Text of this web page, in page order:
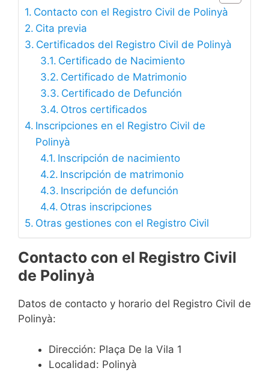
Contacto con el Registro Civil de Polinyà
Cita previa
Certificados del Registro Civil de Polinyà
Certificado de Nacimiento
Certificado de Matrimonio
Certificado de Defunción
Otros certificados
Inscripciones en el Registro Civil de
Polinyà
Inscripción de nacimiento
Inscripción de matrimonio
Inscripción de defunción
Otras inscripciones
Otras gestiones con el Registro Civil
Contacto con el Registro Civil
de Polinyà
Datos de contacto y horario del Registro Civil de
Polinyà:
Dirección: Plaça De la Vila 1
Localidad: Polinyà